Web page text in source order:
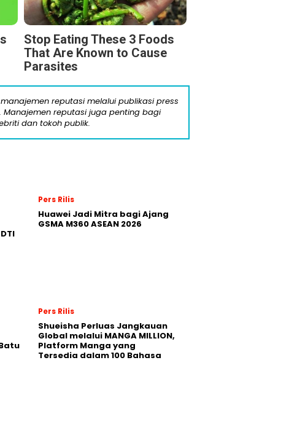
Stop Eating These 3 Foods
That Are Known to Cause
Parasites
reputasi melalui publikasi press
reputasi juga penting bagi
dan tokoh publik.
Pers Rilis
Huawei Jadi Mitra bagi Ajang
GSMA M360 ASEAN 2026
Pers Rilis
Shueisha Perluas Jangkauan
Global melalui MANGA MILLION,
Platform Manga yang
Tersedia dalam 100 Bahasa